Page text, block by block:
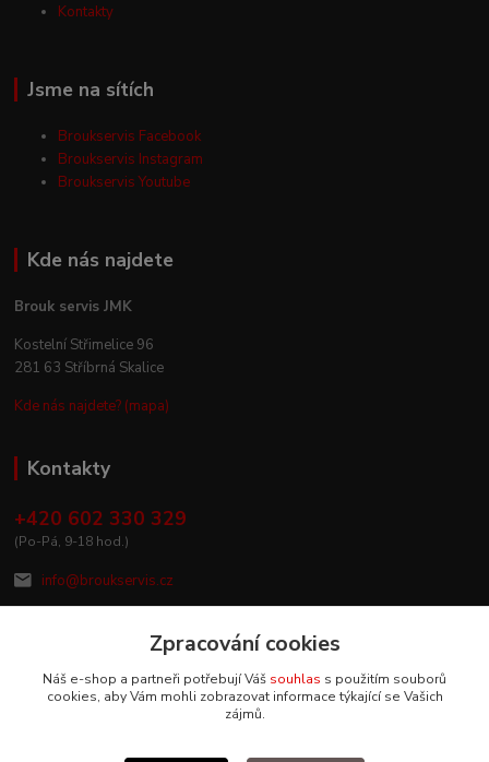
Kontakty
Jsme na sítích
Broukservis Facebook
Broukservis Instagram
Broukservis Youtube
Kde nás najdete
Brouk servis JMK
Kostelní Střimelice 96
281 63 Stříbrná Skalice
Kde nás najdete? (mapa)
Kontakty
+420 602 330 329
(Po-Pá, 9-18 hod.)
info@broukservis.cz
Zpracování cookies
Náš e-shop a partneři potřebují Váš souhlas s použitím souborů
cookies, aby Vám mohli zobrazovat informace týkající se Vašich
zájmů.